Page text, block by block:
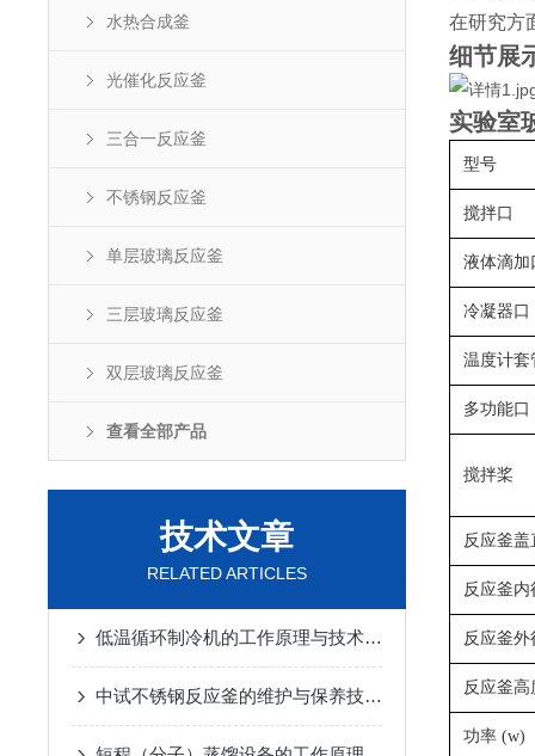
水热合成釜
光催化反应釜
三合一反应釜
不锈钢反应釜
单层玻璃反应釜
三层玻璃反应釜
双层玻璃反应釜
查看全部产品
技术文章
RELATED ARTICLES
低温循环制冷机的工作原理与技术优势 2025-02-14
中试不锈钢反应釜的维护与保养技巧 2025-01-10
在研究方
细节展
实验室
型号
搅拌口
液体滴加
冷凝器口
温度计套
多功能口
搅拌桨
反应釜盖
反应釜内
反应釜外
反应釜高
功率 (w)